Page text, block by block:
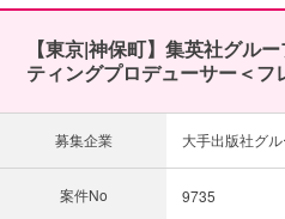
【東京|神保町】集英社グル
ティングプロデューサー＜フ
募集企業 大手出版社グ
案件No 9735